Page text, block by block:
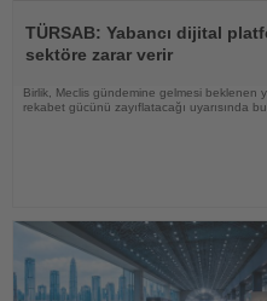
Oku
TÜRSAB: Yabancı dijital
sektöre zarar verir
Birlik, Meclis gündemine gelmesi beklenen
rekabet gücünü zayıflatacağı uyarısında